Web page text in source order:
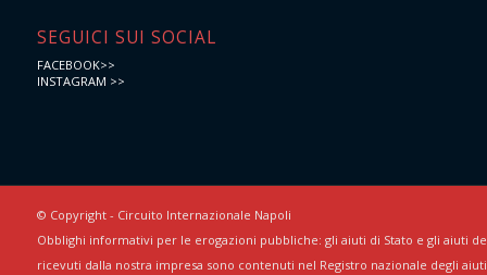
SEGUICI SUI SOCIAL
FACEBOOK>>
INSTAGRAM >>
© Copyright - Circuito Internazionale Napoli
Obblighi informativi per le erogazioni pubbliche: gli aiuti di Stato e gli aiuti
ricevuti dalla nostra impresa sono contenuti nel Registro nazionale degli